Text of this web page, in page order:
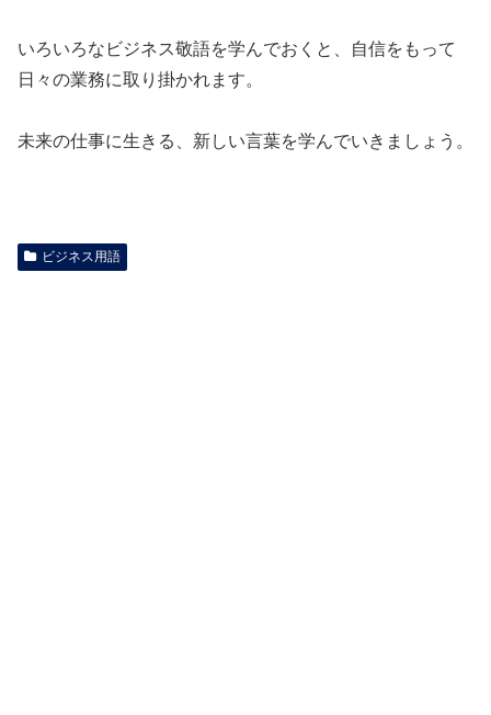
いろいろなビジネス敬語を学んでおくと、自信をもって
日々の業務に取り掛かれます。
未来の仕事に生きる、新しい言葉を学んでいきましょう。
ビジネス用語